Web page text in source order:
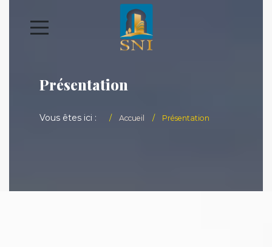
Présentation
Vous êtes ici : Accueil Présentation